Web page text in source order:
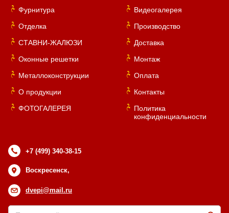
Фурнитура
Отделка
СТАВНИ-ЖАЛЮЗИ
Оконные решетки
Металлоконструкции
О продукции
ФОТОГАЛЕРЕЯ
Видеогалерея
Производство
Доставка
Монтаж
Оплата
Контакты
Политика
конфиденциальности
+7 (499) 340-38-15
Воскресенск,
dvepi@mail.ru